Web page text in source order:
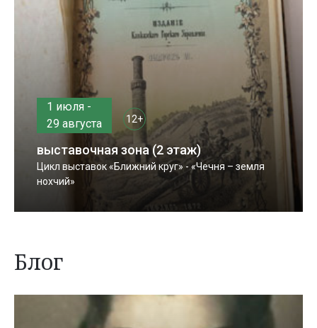
1 июля -
29 августа
12+
выставочная зона (2 этаж)
Цикл выставок «Ближний круг» - «Чечня – земля
нохчий»
Блог